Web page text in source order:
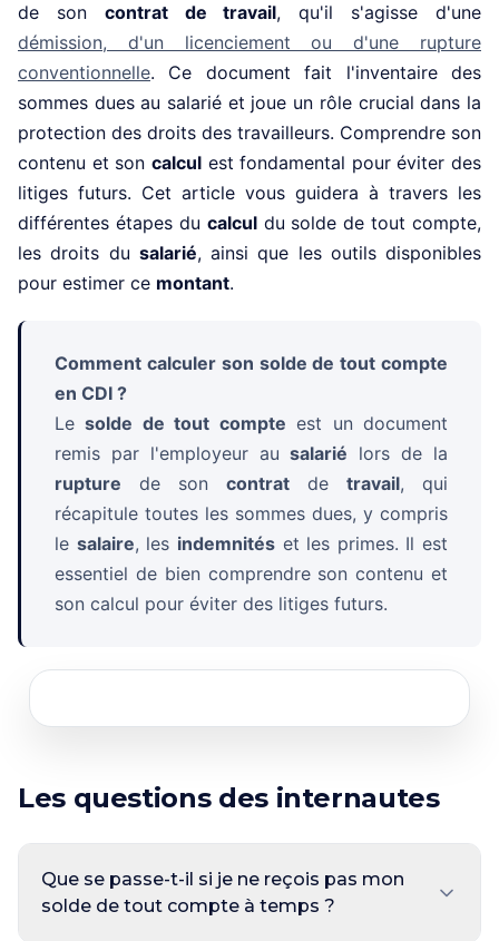
de son contrat de travail, qu'il s'agisse d'une
démission, d'un licenciement ou d'une rupture
conventionnelle. Ce document fait l'inventaire des
sommes dues au salarié et joue un rôle crucial dans la
protection des droits des travailleurs. Comprendre son
contenu et son calculest fondamental pour éviter des
litiges futurs. Cet article vous guidera à travers les
différentes étapes du calculdu solde de tout compte,
les droits du salarié, ainsi que les outils disponibles
pour estimer ce montant.
Comment calculer son solde de tout compte
en CDI ?
Lesolde de tout compte est un document
remis par l'employeur ausalarié lors de la
rupture de son contrat de travail, qui
récapitule toutes les sommes dues, y compris
le salaire, les indemnitéset les primes. Il est
essentiel de bien comprendre son contenu et
son calcul pour éviter des litiges futurs.
Les questions des internautes
Que se passe-t-il si je ne reçois pas mon
solde de tout compte à temps ?